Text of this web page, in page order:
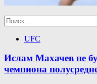
Найти:
UFC
Ислам Махачев не
чемпиона